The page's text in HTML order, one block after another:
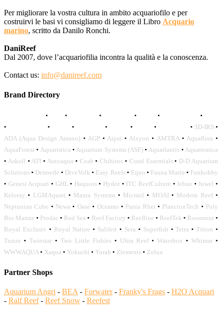
Per migliorare la vostra cultura in ambito acquariofilo e per
costruirvi le basi vi consigliamo di leggere il Libro Acquario
marino, scritto da Danilo Ronchi.
DaniReef
Dal 2007, dove l’acquariofilia incontra la qualità e la conoscenza.
Contact us: info@danireef.com
Brand Directory
• • • • • •
•
• • • • • • 3D-IRS •
ADA (Aqua Design Amano) • AGP• Aipai • Alxyon • AMTRA• Aquaflora •
AquaForest • Aquaristica • Aquarium Systems (ASF)• Aquatlantis • Aquatronica
• Askoll • ATI • Autoaqua • Ceab • Chihiros • Coral Essentials• D-D Aquarium
Solutions • Dennerle • DiveVolk • Easy Reefs• Equo • Fauna Marin • Funhobby
• Genesi Acquari • GHL • Haquoss• Hydor • ITC ReefCulture •Jebao •Juwel •
Keloray • LGMAquari • Manta Systems• Micmol • MOAI • Modern Reef•
Neptunian Cube • Newa • Oase • Oceamo • Panta Rhei • PlanctonTech • Poly
Bio Marine • Prodac • Red Sea • Reef Factory • Reefline • ReefTek • Rossmont •
Royal Exclusiv • Royal Nature • Salifert • Sera • Superfish •Tetra •Triton •
Tunze • Twinstar • Two Little Fishies • Ultra Reef • Waterbox • Whimar •
WWWAQUA • Xaqua • Yokuchi • Yorah • Zlements • Zolux
Partner Shops
Aquarium Angri - BEA- Forwater- Franky's Frags - H2O Acquari
- Ralf Reef- Reef Snow - Reefest